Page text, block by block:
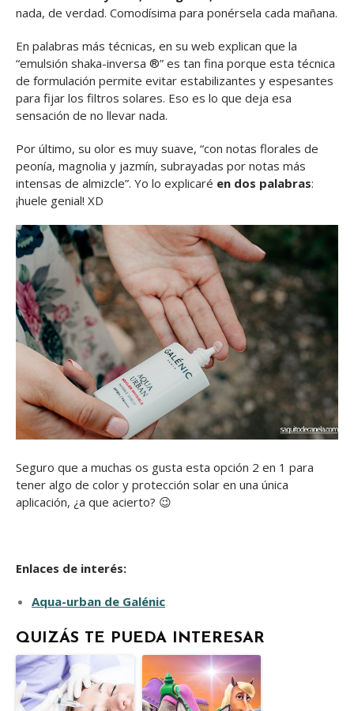
nada, de verdad. Comodísima para ponérsela cada mañana.
En palabras más técnicas, en su web explican que la
“emulsión shaka-inversa ®” es tan fina porque esta técnica
de formulación permite evitar estabilizantes y espesantes
para fijar los filtros solares. Eso es lo que deja esa
sensación de no llevar nada.
Por último, su olor es muy suave, “con notas florales de
peonía, magnolia y jazmín, subrayadas por notas más
intensas de almizcle”. Yo lo explicaré en dos palabras:
¡huele genial! XD
Seguro que a muchas os gusta esta opción 2 en 1 para
tener algo de color y protección solar en una única
aplicación, ¿a que acierto? 😉
Enlaces de interés:
Aqua-urban de Galénic
QUIZÁS TE PUEDA INTERESAR